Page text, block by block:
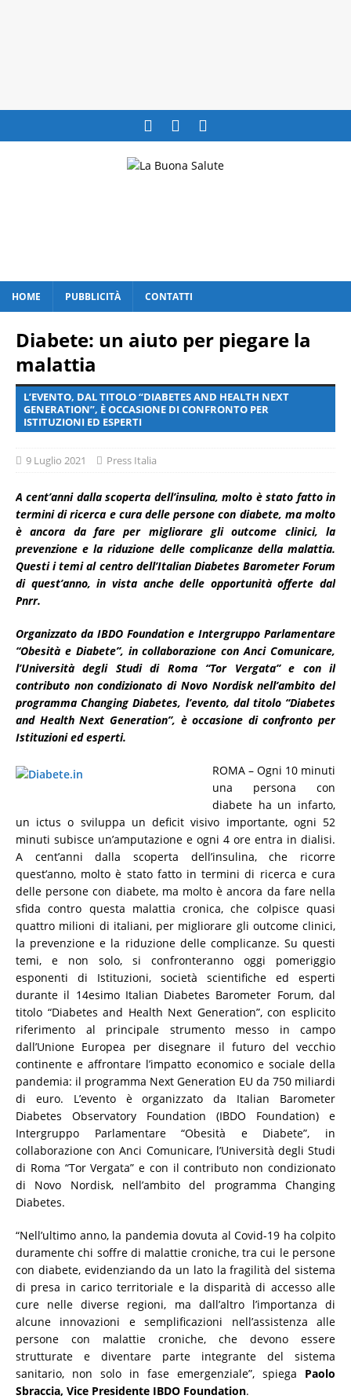
HOME PUBBLICITÀ CONTATTI
Diabete: un aiuto per piegare la
malattia
L’EVENTO, DAL TITOLO “DIABETES AND HEALTH NEXT
GENERATION”, È OCCASIONE DI CONFRONTO PER
ISTITUZIONI ED ESPERTI
9 Luglio 2021 Press Italia
A cent’anni dalla scoperta dell’insulina, molto è stato fatto in
termini di ricerca e cura delle persone con diabete, ma molto
è ancora da fare per migliorare gli outcome clinici, la
prevenzione e la riduzione delle complicanze della malattia.
Questi i temi al centro dell’Italian Diabetes Barometer Forum
di quest’anno, in vista anche delle opportunità offerte dal
Pnrr.
Organizzato da IBDO Foundation e Intergruppo Parlamentare
“Obesità e Diabete”, in collaborazione con Anci Comunicare,
l’Università degli Studi di Roma “Tor Vergata” e con il
contributo non condizionato di Novo Nordisk nell’ambito del
programma Changing Diabetes, l’evento, dal titolo “Diabetes
and Health Next Generation”, è occasione di confronto per
Istituzioni ed esperti.
ROMA – Ogni 10 minuti
una persona con
diabete ha un infarto,
un ictus o sviluppa un deficit visivo importante, ogni 52
minuti subisce un’amputazione e ogni 4 ore entra in dialisi.
A cent’anni dalla scoperta dell’insulina, che ricorre
quest’anno, molto è stato fatto in termini di ricerca e cura
delle persone con diabete, ma molto è ancora da fare nella
sfida contro questa malattia cronica, che colpisce quasi
quattro milioni di italiani, per migliorare gli outcome clinici,
la prevenzione e la riduzione delle complicanze. Su questi
temi, e non solo, si confronteranno oggi pomeriggio
esponenti di Istituzioni, società scientifiche ed esperti
durante il 14esimo Italian Diabetes Barometer Forum, dal
titolo “Diabetes and Health Next Generation”, con esplicito
riferimento al principale strumento messo in campo
dall’Unione Europea per disegnare il futuro del vecchio
continente e affrontare l’impatto economico e sociale della
pandemia: il programma Next Generation EU da 750 miliardi
di euro. L’evento è organizzato da Italian Barometer
Diabetes Observatory Foundation (IBDO Foundation) e
Intergruppo Parlamentare “Obesità e Diabete”, in
collaborazione con Anci Comunicare, l’Università degli Studi
di Roma “Tor Vergata” e con il contributo non condizionato
di Novo Nordisk, nell’ambito del programma Changing
Diabetes.
“Nell’ultimo anno, la pandemia dovuta al Covid-19 ha colpito
duramente chi soffre di malattie croniche, tra cui le persone
con diabete, evidenziando da un lato la fragilità del sistema
di presa in carico territoriale e la disparità di accesso alle
cure nelle diverse regioni, ma dall’altro l’importanza di
alcune innovazioni e semplificazioni nell’assistenza alle
persone con malattie croniche, che devono essere
strutturate e diventare parte integrante del sistema
sanitario, non solo in fase emergenziale”, spiega Paolo
Sbraccia, Vice Presidente IBDO Foundation.